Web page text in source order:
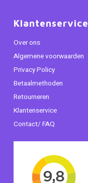
Klantenservice
Over ons
Algemene voorwaarden
Privacy Policy
Betaalmethoden
Retourneren
Klantenservice
Contact/ FAQ